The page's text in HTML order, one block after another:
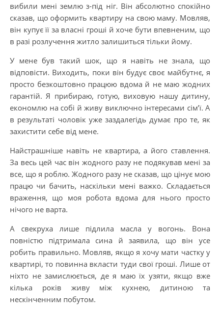
вибили мені землю з-під ніг. Він абсолютно спокійно
сказав, що оформить квартиру на свою маму. Мовляв,
він купує її за власні гроші й хоче бути впевненим, що
в разі розлучення житло залишиться тільки йому.
У мене був такий шок, що я навіть не знала, що
відповісти. Виходить, поки він будує своє майбутнє, я
просто безкоштовно працюю вдома й не маю жодних
гарантій. Я прибираю, готую, виховую нашу дитину,
економлю на собі й живу виключно інтересами сім’ї. А
в результаті чоловік уже заздалегідь думає про те, як
захистити себе від мене.
Найстрашніше навіть не квартира, а його ставлення.
За весь цей час він жодного разу не подякував мені за
все, що я роблю. Жодного разу не сказав, що цінує мою
працю чи бачить, наскільки мені важко. Складається
враження, що моя робота вдома для нього просто
нічого не варта.
А свекруха лише підлила масла у вогонь. Вона
повністю підтримала сина й заявила, що він усе
робить правильно. Мовляв, якщо я хочу мати частку у
квартирі, то повинна вкласти туди свої гроші. Лише от
ніхто не замислюється, де я маю їх узяти, якщо вже
кілька років живу між кухнею, дитиною та
нескінченним побутом.